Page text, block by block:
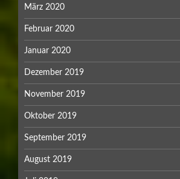
März 2020
Februar 2020
Januar 2020
Dezember 2019
November 2019
Oktober 2019
September 2019
August 2019